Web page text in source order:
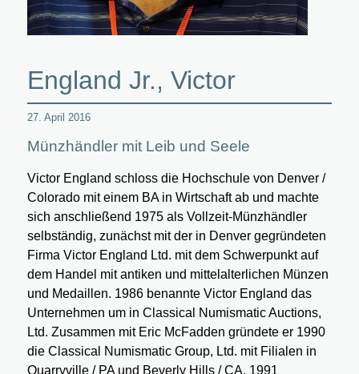
England Jr., Victor
27. April 2016
Münzhändler mit Leib und Seele
Victor England schloss die Hochschule von Denver /
Colorado mit einem BA in Wirtschaft ab und machte
sich anschließend 1975 als Vollzeit-Münzhändler
selbständig, zunächst mit der in Denver gegründeten
Firma Victor England Ltd. mit dem Schwerpunkt auf
dem Handel mit antiken und mittelalterlichen Münzen
und Medaillen. 1986 benannte Victor England das
Unternehmen um in Classical Numismatic Auctions,
Ltd. Zusammen mit Eric McFadden gründete er 1990
die Classical Numismatic Group, Ltd. mit Filialen in
Quarryville / PA und Beverly Hills / CA. 1991